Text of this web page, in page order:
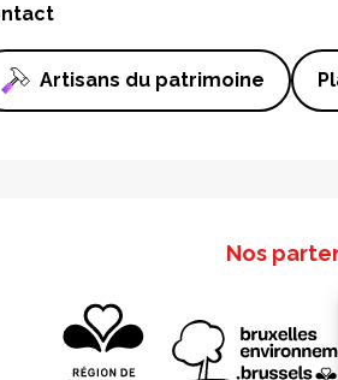
Artisans du patrimoine
Nos